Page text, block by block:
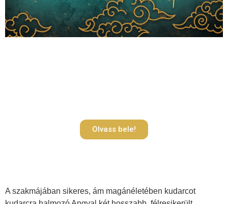
Olvass bele!
A szakmájában sikeres, ám magánéletében kudarcot